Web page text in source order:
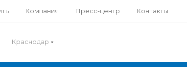
Компания Пресс-центр Контакты
Краснодар